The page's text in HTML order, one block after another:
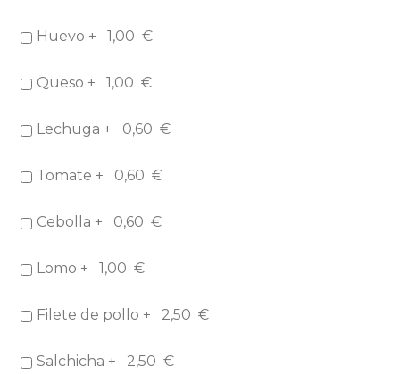
Huevo + 1,00 €
Queso + 1,00 €
Lechuga + 0,60 €
Tomate + 0,60 €
Cebolla + 0,60 €
Lomo + 1,00 €
Filete de pollo + 2,50 €
Salchicha + 2,50 €